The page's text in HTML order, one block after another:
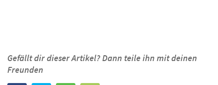
Gefällt dir dieser Artikel? Dann teile ihn mit deinen
Freunden